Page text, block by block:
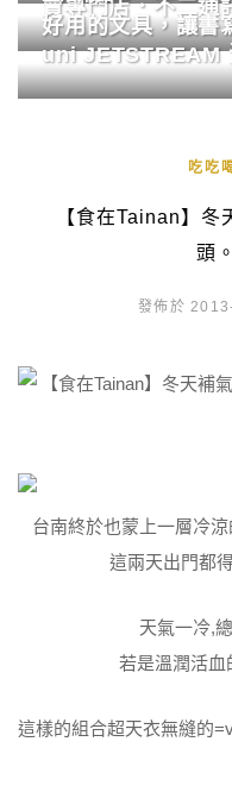
賣專門店．不二通
好用的文具，讓書
uni JETSTREAM
吃吃
【食在Tainan】
頭
發佈於
台南終於也蒙上一層冷
這兩天出門都
天氣一冷,
若是溫潤活血
這樣的組合超天衣無縫的